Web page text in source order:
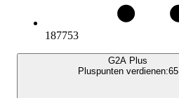
187753
G2A Plus
Pluspunten verdienen:65